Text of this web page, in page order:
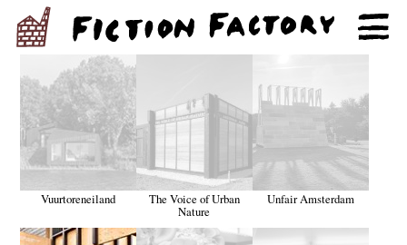
Vuurtoreneiland The Voice of Urban
Nature
Unfair Amsterdam